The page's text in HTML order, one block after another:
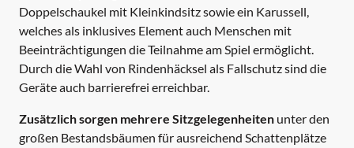
Doppelschaukel mit Kleinkindsitz sowie ein Karussell,
welches als inklusives Element auch Menschen mit
Beeinträchtigungen die Teilnahme am Spiel ermöglicht.
Durch die Wahl von Rindenhäcksel als Fallschutz sind die
Geräte auch barrierefrei erreichbar.
Zusätzlich sorgen mehrere Sitzgelegenheiten unter den
großen Bestandsbäumen für ausreichend Schattenplätze